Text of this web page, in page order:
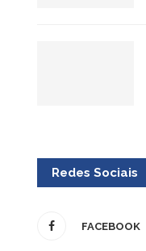
Redes Sociais
FACEBOOK